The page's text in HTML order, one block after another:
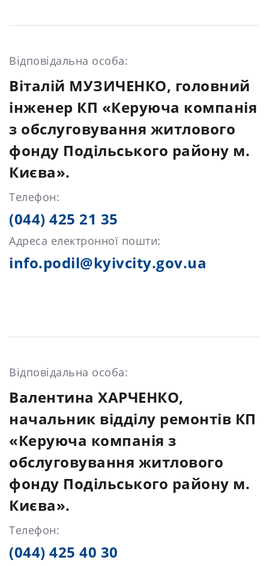
Відповідальна особа:
Віталій МУЗИЧЕНКО, головний
інженер КП «Керуюча компанія
з обслуговування житлового
фонду Подільського району м.
Києва».
Телефон:
(044) 425 21 35
Адреса електронної пошти:
info.podil@kyivcity.gov.ua
Відповідальна особа:
Валентина ХАРЧЕНКО,
начальник відділу ремонтів КП
«Керуюча компанія з
обслуговування житлового
фонду Подільського району м.
Києва».
Телефон:
(044) 425 40 30